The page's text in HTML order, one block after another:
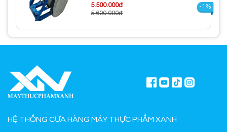
5.500.000đ
5.600.000đ
-1%
HỆ THỐNG CỬA HÀNG MÁY THỰC PHẨM XANH